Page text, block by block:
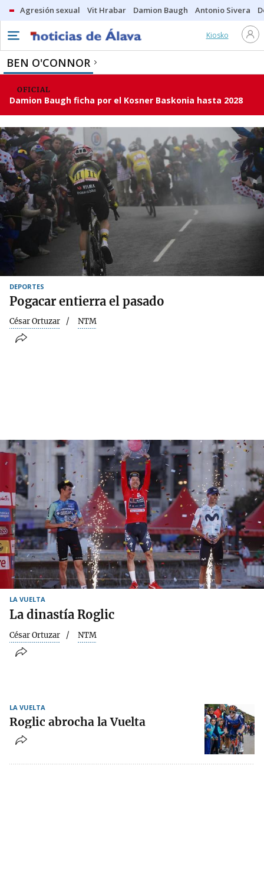
Agresión sexual Vit Hrabar Damion Baugh Antonio Sivera
Kiosko
BEN O'CONNOR
OFICIAL
Damion Baugh ficha por el Kosner Baskonia hasta 2028
DEPORTES
Pogacar entierra el pasado
César Ortuzar NTM
LA VUELTA
La dinastía Roglic
César Ortuzar NTM
LA VUELTA
Roglic abrocha la Vuelta